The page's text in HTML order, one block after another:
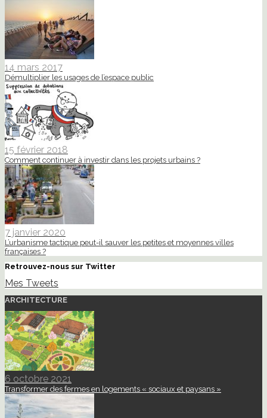
14 mars 2017
Démultiplier les usages de l’espace public
15 février 2018
Comment continuer à investir dans les projets urbains ?
7 janvier 2020
L’urbanisme tactique peut-il sauver les petites et moyennes villes
françaises ?
Retrouvez-nous sur Twitter
Mes Tweets
ARCHITECTURE
6 octobre 2021
Transformer des fermes en logements « sociaux et paysans »